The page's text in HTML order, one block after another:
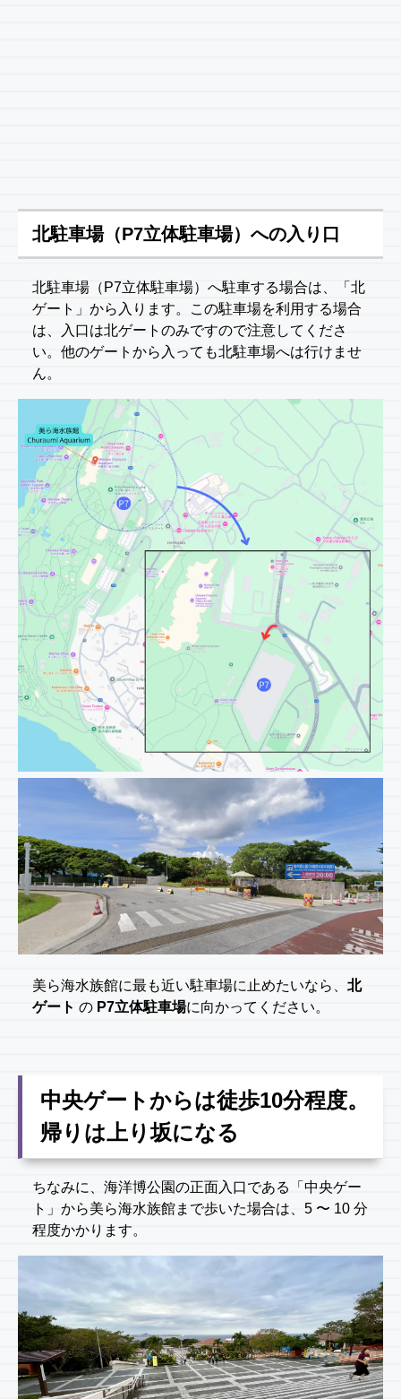
北駐車場（P7立体駐車場）への入り口
北駐車場（P7立体駐車場）へ駐車する場合は、「北
ゲート」から入ります。この駐車場を利用する場合
は、入口は北ゲートのみですので注意してくださ
い。他のゲートから入っても北駐車場へは行けませ
ん。
美ら海水族館に最も近い駐車場に止めたいなら、 北
ゲート の P7立体駐車場に向かってください。
中央ゲートからは徒歩10分程度。
帰りは上り坂になる
ちなみに、海洋博公園の正面入口である「中央ゲー
ト」から美ら海水族館まで歩いた場合は、5 〜 10 分
程度かかります。